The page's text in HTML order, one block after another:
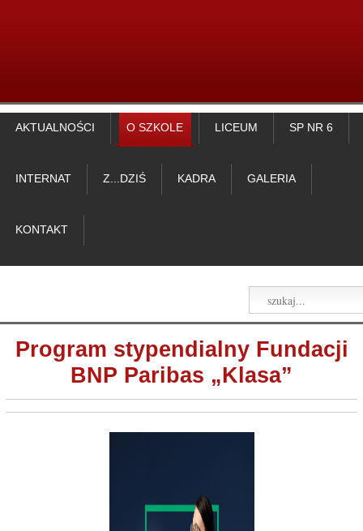
AKTUALNOŚCI O SZKOLE LICEUM SP NR 6
INTERNAT Z...DZIŚ KADRA GALERIA
KONTAKT
Program stypendialny Fundacji
BNP Paribas „Klasa”